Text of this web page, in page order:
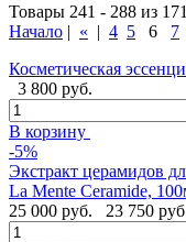
Товары 241 - 288 из
Начало | « | 4 5 6 7
Косметическая
3 800 руб.
В корзину
-5%
Экстракт церамидов
La Mente Ceramide,
25 000 руб.
23 750